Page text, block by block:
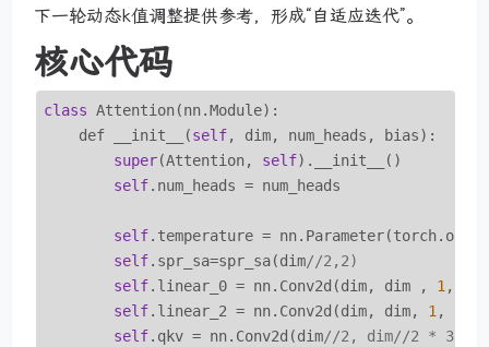
下一轮动态k值调整提供参考，形成“自适应迭代”。
核心代码
class Attention(nn.Module):
    def __init__(
self, dim, num_heads, bias):
super(Attention, self).__init__()
self.num_heads = num_heads
self.temperature =
self.spr_sa=spr_sa(dim//2,2)
self.linear_0 = nn.Conv2d(dim, dim , 1 ,
self.linear_2 = nn.Conv2d(dim, dim, 1 ,
self.qkv = nn.Conv2d(dim//2, dim//2 * 3,